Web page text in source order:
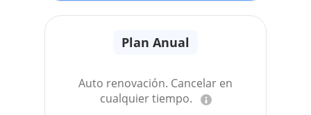
Plan Anual
Auto renovación. Cancelar en
cualquier tiempo.